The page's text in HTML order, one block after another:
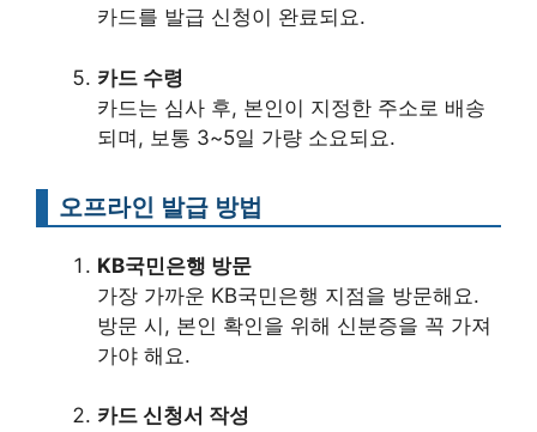
카드를 발급 신청이 완료되요.
카드 수령
카드는 심사 후, 본인이 지정한 주소로 배송
되며, 보통 3~5일 가량 소요되요.
오프라인 발급 방법
KB국민은행 방문
가장 가까운 KB국민은행 지점을 방문해요.
방문 시, 본인 확인을 위해 신분증을 꼭 가져
가야 해요.
카드 신청서 작성